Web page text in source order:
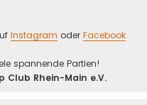
Instagram oder Facebook
spannende Partien!
Club Rhein-Main e.V.